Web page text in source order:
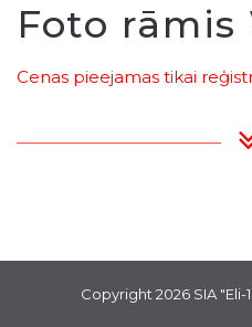
Foto rāmis
Cenas pieejamas tikai
Copyright 2026 SIA "Eli-